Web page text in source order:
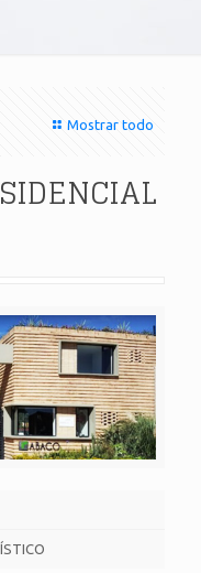
Mostrar todo